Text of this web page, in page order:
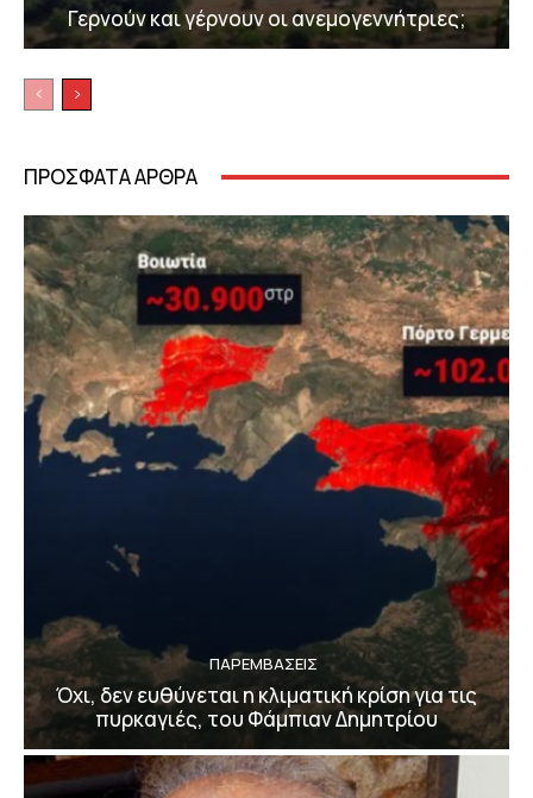
Γερνούν και γέρνουν οι ανεμογεννήτριες;
ΠΡΟΣΦΑΤΑ ΑΡΘΡΑ
ΠΑΡΕΜΒΑΣΕΙΣ
Όχι, δεν ευθύνεται η κλιματική κρίση για τις
πυρκαγιές, του Φάμπιαν Δημητρίου